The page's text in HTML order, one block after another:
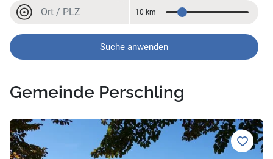
Ort oder PLZ
Entfernung
10 km
Suche anwenden
Gemeinde Perschling